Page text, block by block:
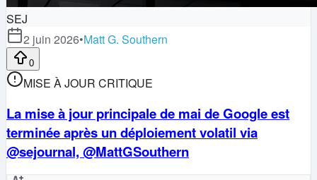
SEJ
2 juin 2026•Matt G. Southern
0
MISE À JOUR CRITIQUE
La mise à jour principale de mai de Google est
terminée après un déploiement volatil via
@sejournal, @MattGSouthern